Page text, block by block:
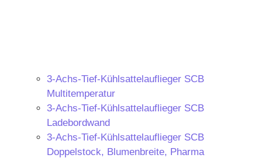
3-Achs-Tief-Kühlsattelauflieger SCB
Multitemperatur
3-Achs-Tief-Kühlsattelauflieger SCB
Ladebordwand
3-Achs-Tief-Kühlsattelauflieger SCB
Doppelstock, Blumenbreite, Pharma